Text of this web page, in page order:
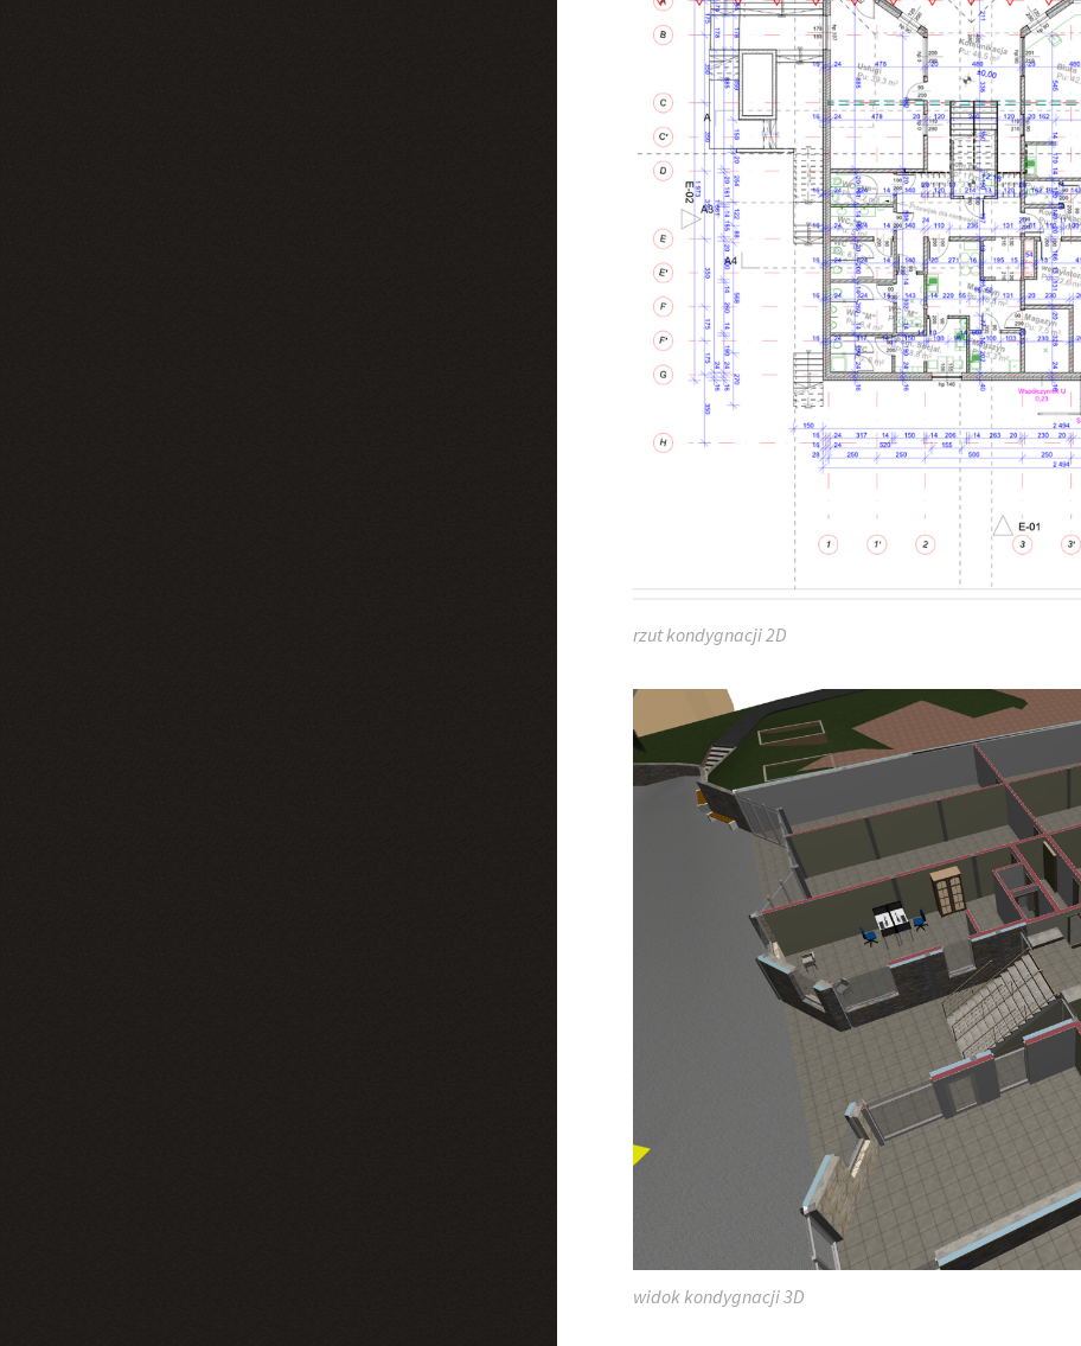
rzut kondygnacji 2D
widok kondygnacji 3D